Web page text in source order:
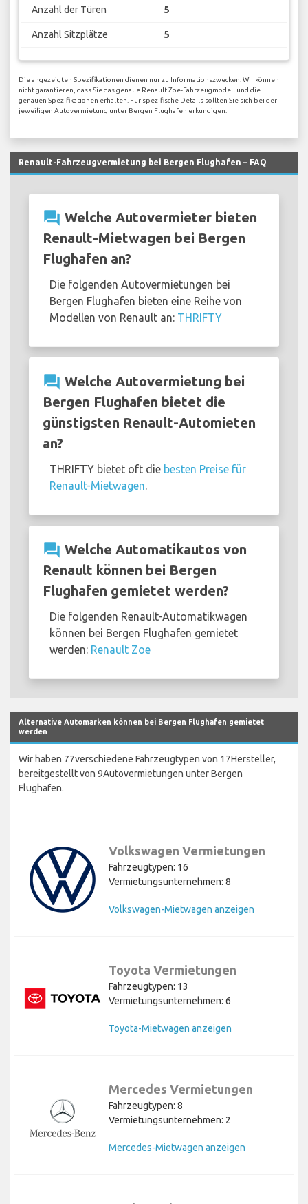
Anzahl der Türen 5
Anzahl Sitzplätze 5
Die angezeigten Spezifikationen dienen nur zu Informationszwecken. Wir können
nicht garantieren, dass Sie das genaue Renault Zoe-Fahrzeugmodell und die
genauen Spezifikationen erhalten. Für spezifische Details sollten Sie sich bei der
jeweiligen Autovermietung unter Bergen Flughafen erkundigen.
Renault-Fahrzeugvermietung bei Bergen Flughafen – FAQ
question_answer Welche Autovermieter bieten
Renault-Mietwagen bei Bergen
Flughafen an?
Die folgenden Autovermietungen bei
Bergen Flughafen bieten eine Reihe von
Modellen von Renault an: THRIFTY
question_answer Welche Autovermietung bei
Bergen Flughafen bietet die
günstigsten Renault-Automieten
an?
THRIFTY bietet oft die besten Preise für
Renault-Mietwagen
question_answer Welche Automatikautos von
Renault können bei Bergen
Flughafen gemietet werden?
Die folgenden Renault-Automatikwagen
können bei Bergen Flughafen gemietet
werden: Renault Zoe
Alternative Automarken können bei Bergen Flughafen gemietet
werden
Wir haben 77verschiedene Fahrzeugtypen von 17Hersteller,
bereitgestellt von 9Autovermietungen unter Bergen
Flughafen.
Volkswagen Vermietungen
Fahrzeugtypen: 16
Vermietungsunternehmen: 8
Volkswagen-Mietwagen anzeigen
Toyota Vermietungen
Fahrzeugtypen: 13
Vermietungsunternehmen: 6
Toyota-Mietwagen anzeigen
Mercedes Vermietungen
Fahrzeugtypen: 8
Vermietungsunternehmen: 2
Mercedes-Mietwagen anzeigen